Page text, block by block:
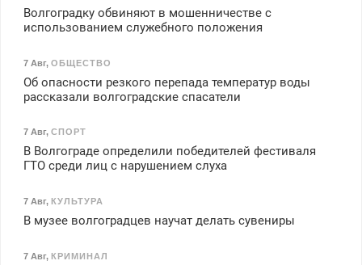
Волгоградку обвиняют в мошенничестве с
использованием служебного положения
7 Авг, ОБЩЕСТВО
Об опасности резкого перепада температур воды
рассказали волгоградские спасатели
7 Авг, СПОРТ
В Волгограде определили победителей фестиваля
ГТО среди лиц с нарушением слуха
7 Авг, КУЛЬТУРА
В музее волгоградцев научат делать сувениры
7 Авг, КРИМИНАЛ